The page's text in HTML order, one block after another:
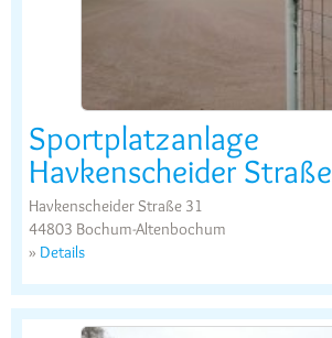
Sportplatzanlage
Havkenscheider Straße
Havkenscheider Straße 31
44803 Bochum-Altenbochum
» Details